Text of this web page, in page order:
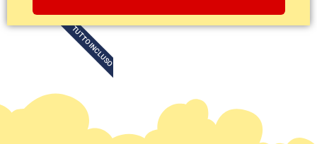
TUTTO INCLUSO